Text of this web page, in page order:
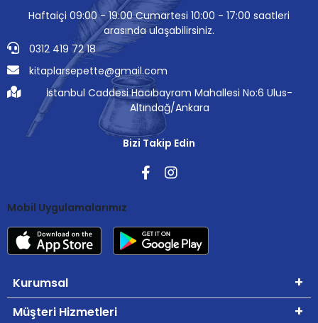
Haftaiçi 09:00 - 19:00 Cumartesi 10:00 - 17:00 saatleri
arasında ulaşabilirsiniz.
0312 419 72 18
kitaplarsepette@gmail.com
İstanbul Caddesi Hacıbayram Mahallesi No:6 Ulus-
Altındağ/Ankara
Bizi Takip Edin
Mobil Uygulamalarımız
Kurumsal
Müşteri Hizmetleri